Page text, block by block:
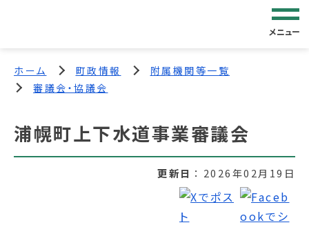
メニュー
ホーム 町政情報
附属機関等一覧
審議会・協議会
浦幌町上下水道事業審議会
更新日 2026年02月19日